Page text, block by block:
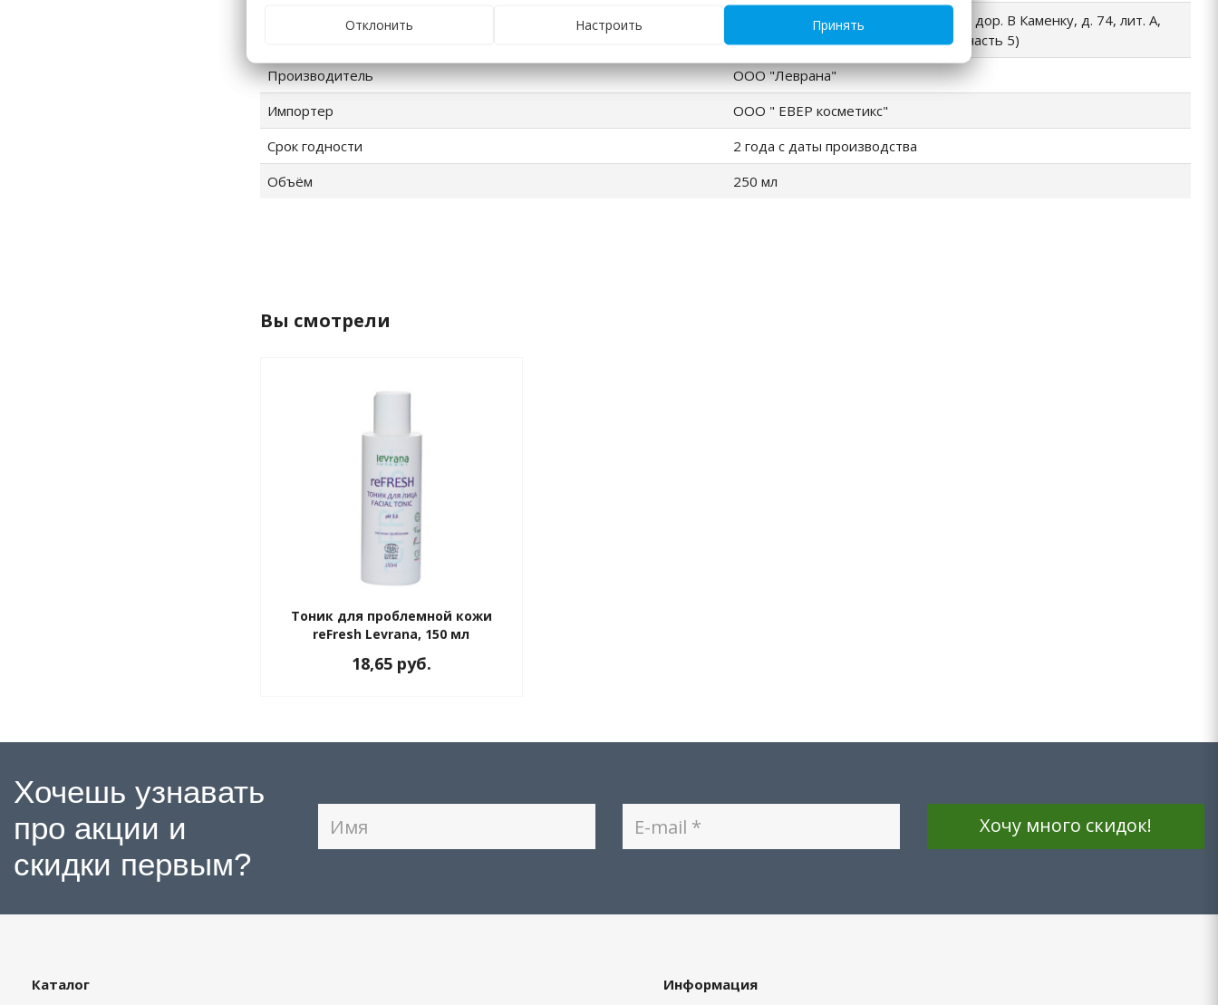
Страна-производитель
197350, Россия, г. Санкт-Петербург, дор. В Каменку, д. 74, лит. А,
часть помещения 1-Н, комната 66 (часть 5)
Производитель
ООО "Леврана"
Импортер
ООО " ЕВЕР косметикс"
Срок годности
2 года с даты производства
Объём
250 мл
Вы смотрели
Тоник для проблемной кожи
reFresh Levrana, 150 мл
18,65 руб.
Хочешь узнавать
про акции и
скидки первым?
Каталог Информация
Отклонить Настроить Принять